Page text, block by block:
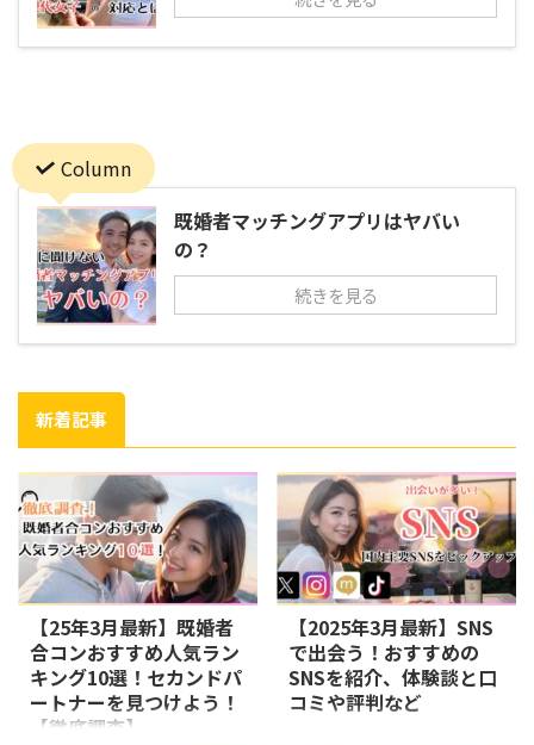
Column
既婚者マッチングアプリはヤバい
の？
続きを見る
新着記事
【25年3月最新】既婚者
合コンおすすめ人気ラン
キング10選！セカンドパ
ートナーを見つけよう！
【徹底調査】
【2025年3月最新】SNS
で出会う！おすすめの
SNSを紹介、体験談と口
コミや評判など